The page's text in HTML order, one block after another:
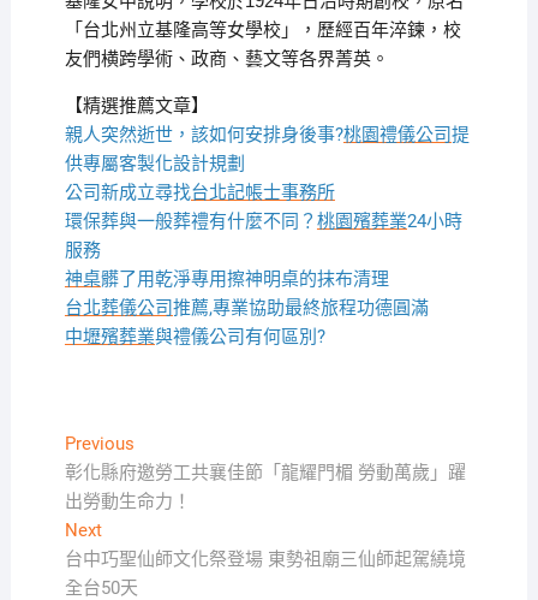
「台北州立基隆高等女學校」，歷經百年淬鍊，校
友們横跨學術、政商、藝文等各界菁英。
【精選推薦文章】
親人突然逝世，該如何安排身後事?桃園禮儀公司提
供專屬客製化設計規劃
公司新成立尋找台北記帳士事務所
環保葬與一般葬禮有什麼不同？ 桃園殯葬業24小時
服務
神桌髒了用乾淨專用擦神明桌的抹布清理
台北葬儀公司推薦,專業協助最終旅程功德圓滿
中壢殯葬業與禮儀公司有何區別?
文
章
導
覽
PreviousPrevious
post:
彰化縣府邀勞工共襄佳節「龍耀門楣 勞動萬歲」躍
出勞動生命力！
NextNext
post:
台中巧聖仙師文化祭登場 東勢祖廟三仙師起駕繞境
全台50天